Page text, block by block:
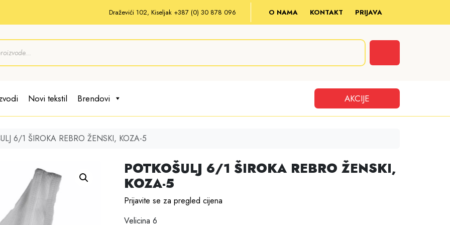
Draževići 102, Kiseljak +387 (0) 30 878 096 O NAMA KONTAKT PRIJAVA
Novi tekstil AKCIJE
Brendovi
6/1 ŠIROKA REBRO ŽENSKI, KOZA-5
POTKOŠULJ 6/1 ŠIROKA REBRO ŽENSKI,
KOZA-5
Prijavite se za pregled cijena
Velicina 6